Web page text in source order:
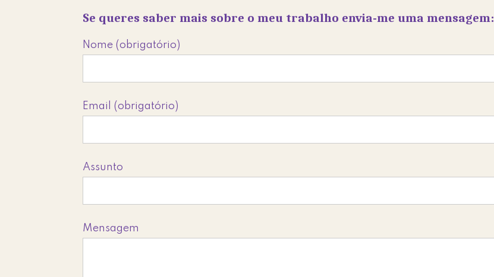
Se queres saber mais sobre o meu trabalho envia-me uma mensagem:
Nome (obrigatório)
Email (obrigatório)
Assunto
Mensagem